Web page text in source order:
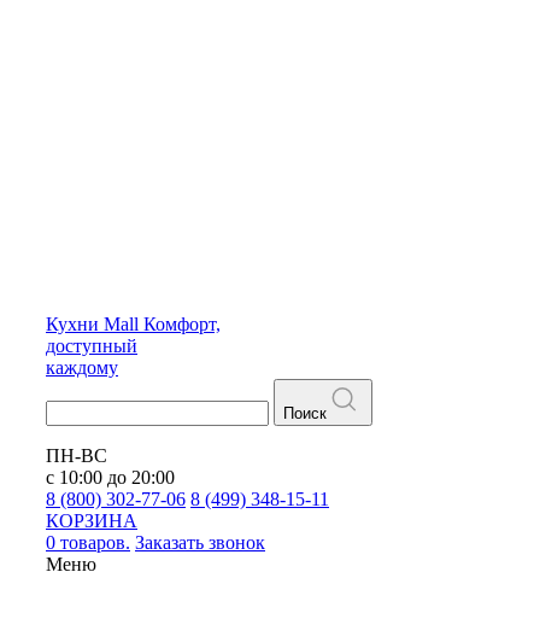
Кухни Mall Комфорт,
доступный
каждому
Поиск
ПН-ВС
с 10:00 до 20:00
8 (800) 302-77-06 8 (499) 348-15-11
КОРЗИНА
0 товаров. Заказать звонок
Меню